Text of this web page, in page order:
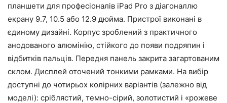
планшети для професіоналів iPad Pro з діагоналлю
екрану 9.7, 10.5 або 12.9 дюйма. Пристрої виконані в
єдиному дизайні. Корпус зроблений з практичного
анодованого алюмінію, стійкого до появи подряпин і
відбитків пальців. Передня панель закрита загартованим
склом. Дисплей оточений тонкими рамками. На вибір
доступні до чотирьох колірних варіантів (залежно від
моделі): сріблястий, темно-сірий, золотистий і «рожеве